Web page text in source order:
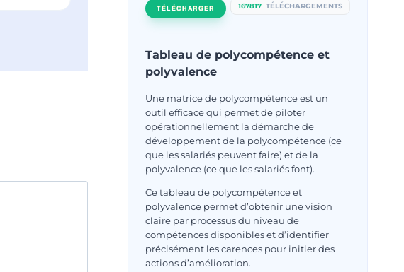
TÉLÉCHARGER 167817 TÉLÉCHARGEMENTS
Tableau de polycompétence et
polyvalence
Une matrice de polycompétence est un
outil efficace qui permet de piloter
opérationnellement la démarche de
développement de la polycompétence (ce
que les salariés peuvent faire) et de la
polyvalence (ce que les salariés font).
Ce tableau de polycompétence et
polyvalence permet d’obtenir une vision
claire par processus du niveau de
compétences disponibles et d’identifier
précisément les carences pour initier des
actions d’amélioration.